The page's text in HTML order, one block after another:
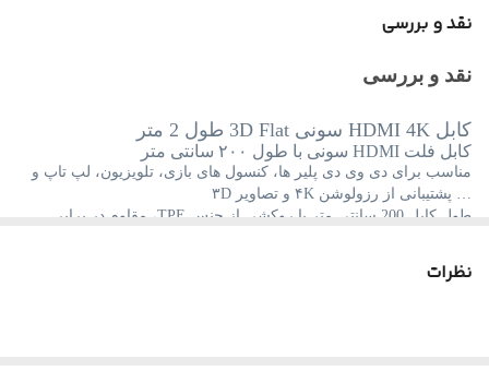
جنس کانکتور آلیاژ آلومینیوم
طراحی کابل تخت (Flat)
خوردگی
نقد و بررسی
نقد و بررسی
کابل HDMI 4K سونی 3D Flat طول 2 متر
کابل فلت HDMI سونی با طول ۲۰۰ سانتی متر
مناسب برای دی وی دی پلیر ها، کنسول های بازی، تلویزیون، لپ تاپ و
… پشتیبانی از رزولوشن ۴K و تصاویر ۳D
طول کابل 200 سانتی متر با روکشی از جنس TPE، مقاوم در برابر
فشار و ضربه
نظرات